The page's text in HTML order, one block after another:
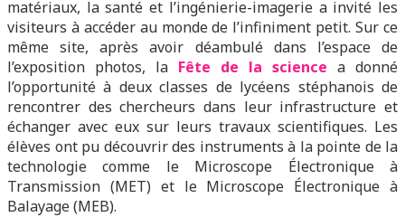
matériaux, la santé et l’ingénierie-imagerie a invité les
visiteurs à accéder au monde de l’infiniment petit. Sur ce
même site, après avoir déambulé dans l’espace de
l’exposition photos, la Fête de la science a donné
l’opportunité à deux classes de lycéens stéphanois de
rencontrer des chercheurs dans leur infrastructure et
échanger avec eux sur leurs travaux scientifiques. Les
élèves ont pu découvrir des instruments à la pointe de la
technologie comme le Microscope Électronique à
Transmission (MET) et le Microscope Électronique à
Balayage (MEB).